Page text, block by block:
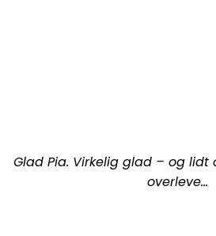
Glad Pia. Virkelig glad – og lidt
overleve…